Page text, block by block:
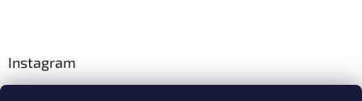
Instagram